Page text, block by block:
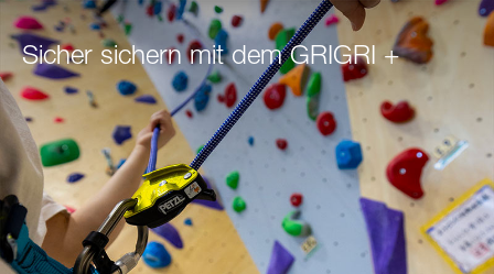
Sicher sichern mit dem GRIGRI +